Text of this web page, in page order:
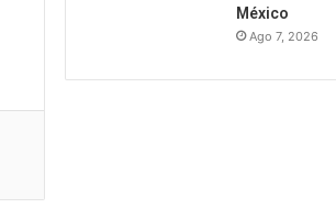
México
Ago 7, 2026